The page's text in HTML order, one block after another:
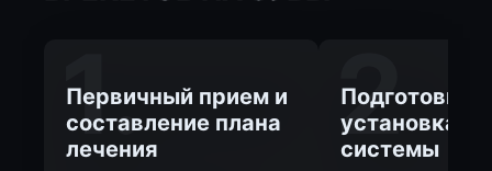
1.
Первичный прием и
составление плана
лечения
2
Подготовка и
установка
системы